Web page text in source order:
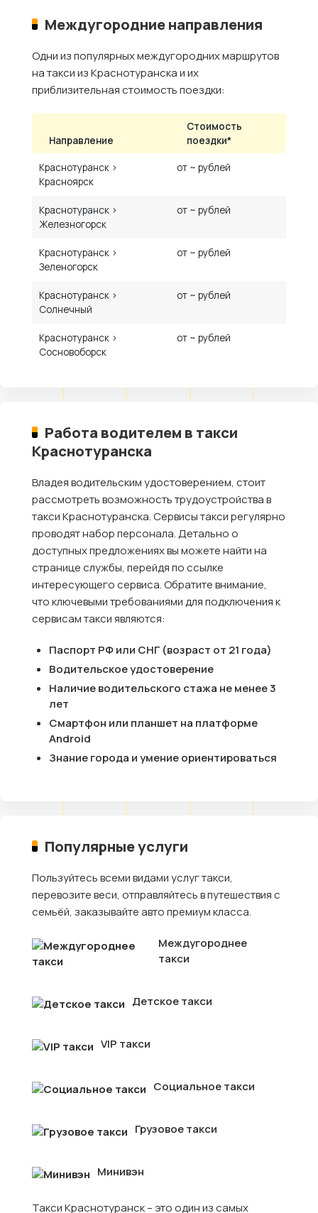
Междугородние направления
Одни из популярных междугородних маршрутов
на такси из Краснотуранска и их
приблизительная стоимость поездки:
Направление
Стоимость
поездки*
Краснотуранск ›
Красноярск
от ~ рублей
Краснотуранск ›
Железногорск
от ~ рублей
Краснотуранск ›
Зеленогорск
от ~ рублей
Краснотуранск ›
Солнечный
от ~ рублей
Краснотуранск ›
Сосновоборск
от ~ рублей
Работа водителем в такси
Краснотуранска
Владея водительским удостоверением, стоит
рассмотреть возможность трудоустройства в
такси Краснотуранска. Сервисы такси регулярно
проводят набор персонала. Детально о
доступных предложениях вы можете найти на
странице службы, перейдя по ссылке
интересующего сервиса. Обратите внимание,
что ключевыми требованиями для подключения к
сервисам такси являются:
Паспорт РФ или СНГ (возраст от 21 года)
Водительское удостоверение
Наличие водительского стажа не менее 3
лет
Смартфон или планшет на платформе
Android
Знание города и умение ориентироваться
Популярные услуги
Пользуйтесь всеми видами услуг такси,
перевозите веси, отправляйтесь в путешествия с
семьёй, заказывайте авто премиум класса.
Междугороднее
такси
Детское такси
VIP такси
Социальное такси
Грузовое такси
Минивэн
Такси Краснотуранск – это один из самых